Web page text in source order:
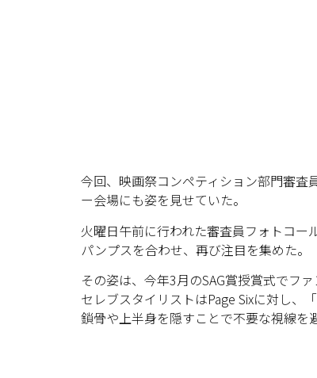
今回、映画祭コンペティション部門審査
ー会場にも姿を見せていた。
火曜日午前に行われた審査員フォトコー
パンプスを合わせ、再び注目を集めた。
その姿は、今年3月のSAG賞授賞式でフ
セレブスタイリストはPage Sixに対し、
鎖骨や上半身を隠すことで不要な視線を